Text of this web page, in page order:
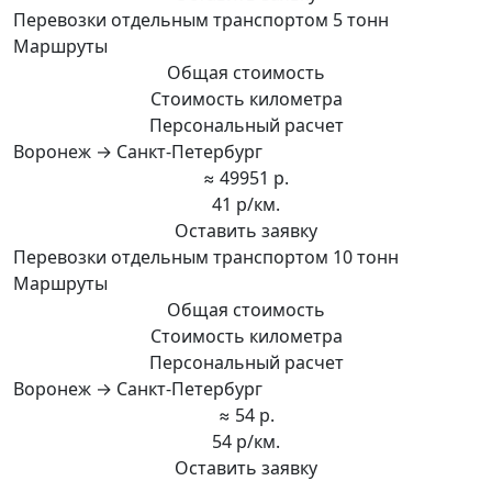
Перевозки отдельным транспортом 5 тонн
Маршруты
Общая стоимость
Стоимость километра
Персональный расчет
Воронеж → Санкт-Петербург
≈ 49951 р.
41 р/км.
Оставить заявку
Перевозки отдельным транспортом 10 тонн
Маршруты
Общая стоимость
Стоимость километра
Персональный расчет
Воронеж → Санкт-Петербург
≈ 54 р.
54 р/км.
Оставить заявку